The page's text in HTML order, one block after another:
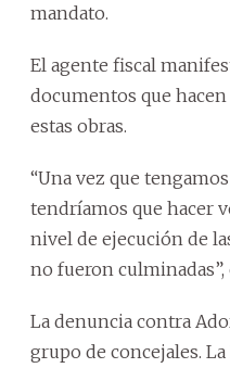
mandato.
El agente fiscal
documentos que
estas obras.
“Una vez que
tendríamos que hacer
nivel de ejecución de
no fueron culminadas”,
La denuncia contra
grupo de concejales.